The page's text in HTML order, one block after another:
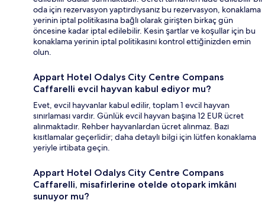
oda için rezervasyon yaptırdıysanız bu rezervasyon, konaklama
yerinin iptal politikasına bağlı olarak girişten birkaç gün
öncesine kadar iptal edilebilir. Kesin şartlar ve koşullar için bu
konaklama yerinin iptal politikasını kontrol ettiğinizden emin
olun.
Appart Hotel Odalys City Centre Compans
Caffarelli evcil hayvan kabul ediyor mu?
Evet, evcil hayvanlar kabul edilir, toplam 1 evcil hayvan
sınırlaması vardır. Günlük evcil hayvan başına 12 EUR ücret
alınmaktadır. Rehber hayvanlardan ücret alınmaz. Bazı
kısıtlamalar geçerlidir; daha detaylı bilgi için lütfen konaklama
yeriyle irtibata geçin.
Appart Hotel Odalys City Centre Compans
Caffarelli, misafirlerine otelde otopark imkânı
sunuyor mu?